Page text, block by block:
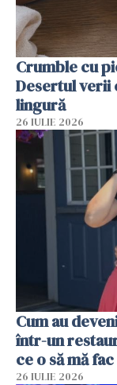
Crumble cu
Desertul verii
lingură
26 IULIE 2026
Cum au
într-un
ce o să mă
26 IULIE 2026